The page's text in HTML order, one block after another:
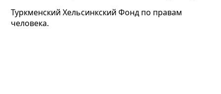
Туркменский Хельсинкский Фонд по правам
человека.